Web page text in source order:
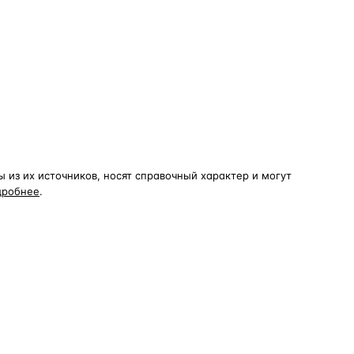
их источников, носят справочный характер и могут
.